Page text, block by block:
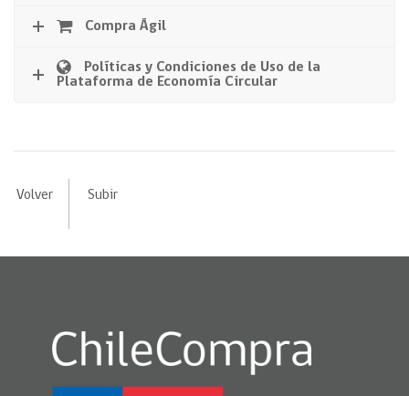
Compra Ágil
Políticas y Condiciones de Uso de la
Plataforma de Economía Circular
Volver Subir